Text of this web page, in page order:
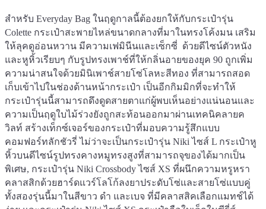
สำหรับ Everyday Bag ในฤดูกาลนี้ต้องยกให้กับกระเป๋ารุ่น
Colette กระเป๋าสะพายไหล่ขนาดกลางที่มาในทรงโค้งมน เสริม
ให้ลุคดูอ่อนหวาน มีความเฟมินีนและเซ็กซี่ ด้วยดีไซน์ตัวหนัง
และหูหิ้วเรียบๆ กับรูปทรงเพาช์ที่ให้กลิ่นอายของยุค 90 ถูกเพิ่ม
ความน่าสนใจด้วยมินิเพาช์สายโซ่โลหะสีทอง ที่สามารถสอด
เก็บเข้าไปในช่องด้านหน้ากระเป๋า เป็นอีกกิมมิกที่จะทำให้
กระเป๋ารุ่นนี้สามารถดึงดูดสายตาแก่ผู้พบเห็นอย่างแน่นอนและ
ความเป็นฤดูใบไม้ร่วงยังถูกสะท้อนออกมาผ่านเทคนิคลายค
วิลท์ สร้างเท็กซ์เจอร์ของกระเป๋าที่มอบความรู้สึกแบบ
คอมฟอร์ทลักชัวรี่ ไม่ว่าจะเป็นกระเป๋ารุ่น Niki ไซส์ L กระเป๋าหู
หิ้วบนดีไซน์รูปทรงคางหมูทรงสูงที่สามารถจุของได้มากเป็น
พิเศษ, กระเป๋ารุ่น Niki Crossbody ไซส์ XS ที่ผนึกความหรูหรา
คลาสสิกด้วยฮาร์ดแวร์โลโก้ลงยาประดับโซ่และสายโซ่แบบคู่
ทั้งสองรุ่นนี้มาในสีขาว ดำ และเบจ ที่มีคลาสสิคเลือกแมทช์ได้